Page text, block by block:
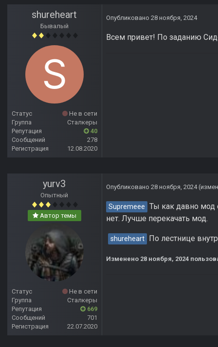
shureheart
Бывалый
Статус
Не в сети
Группа
Сталкеры
Репутация
40
Сообщений
278
Регистрация
12.08.2020
Опубликовано 28 ноября, 2024
Всем привет! По заданию
yurv3
Опытный
Автор темы
Статус
Не в сети
Группа
Сталкеры
Репутация
669
Сообщений
701
Регистрация
22.07.2020
Опубликовано 28 ноября, 2024
Supremeee Ты как давно мод
нет. Лучше перекачать мод.
shureheart По лестнице
Изменено 28 ноября, 2024